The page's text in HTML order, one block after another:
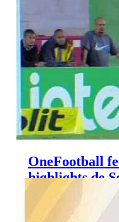
OneFootball
highlights de
do Brasil com